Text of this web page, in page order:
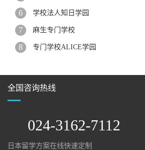
学校法人知日学园
麻生专门学校
专门学校ALICE学园
全国咨询热线
024-3162-7112
日本留学方案在线快速定制